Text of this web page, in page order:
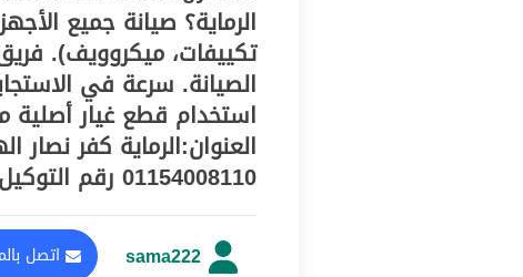
الرماية؟ صيانة جميع
تكييفات، ميكروويف).
الصيانة. سرعة في
استخدام قطع غيار أصلية
العنوان:الرماية كفر نصار
01154008110 رقم التوكيل الموحد: 01092279973
sama222 اتصل